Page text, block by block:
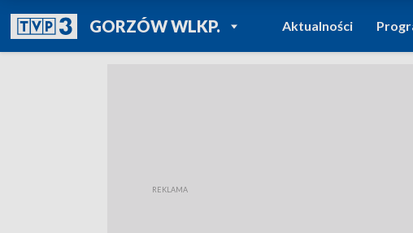
GORZÓW WLKP.POWRÓT DO
TVP REGIONY
Aktualności